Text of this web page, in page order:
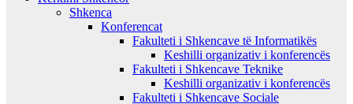
Shkenca
Konferencat
Fakulteti i Shkencave të Informatikës
Keshilli organizativ i konferencës
Fakulteti i Shkencave Teknike
Keshilli organizativ i konferencës
Fakulteti i Shkencave Sociale